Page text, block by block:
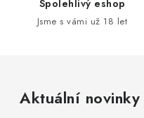
Spolehlivý eshop
Jsme s vámi už 18 let
Aktuální